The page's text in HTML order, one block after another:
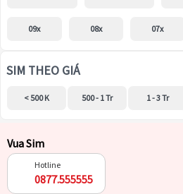
09x 08x 07x
SIM THEO GIÁ
< 500 K 500 - 1 Tr 1 - 3 Tr
Vua Sim
Hotline
0877.555555